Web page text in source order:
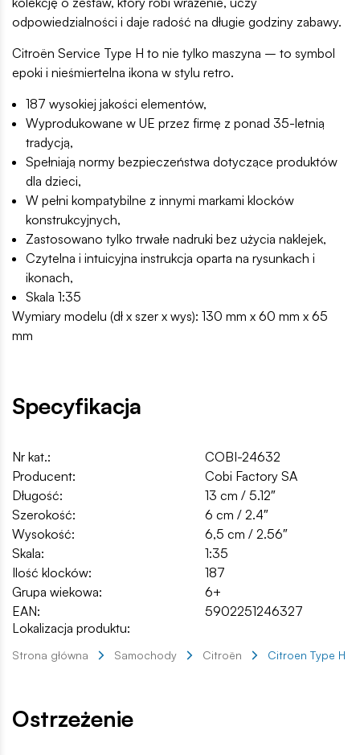
odpowiedzialności i daje radość na długie godziny zabawy.
Citroën Service Type H to nie tylko maszyna – to symbol
epoki i nieśmiertelna ikona w stylu retro.
187 wysokiej jakości elementów,
Wyprodukowane w UE przez firmę z ponad 35-letnią
tradycją,
Spełniają normy bezpieczeństwa dotyczące produktów
dla dzieci,
W pełni kompatybilne z innymi markami klocków
konstrukcyjnych,
Zastosowano tylko trwałe nadruki bez użycia naklejek,
Czytelna i intuicyjna instrukcja oparta na rysunkach i
ikonach,
Skala 1:35
Wymiary modelu (dł x szer x wys): 130 mm x 60 mm x 65
mm
Specyfikacja
Nr kat.:
COBI-24632
Producent:
Cobi Factory SA
Długość:
13 cm / 5.12″
Szerokość:
6 cm / 2.4″
Wysokość:
6,5 cm / 2.56″
Skala:
1:35
Ilość klocków:
187
Grupa wiekowa:
6+
EAN:
5902251246327
Lokalizacja produktu:
Strona główna Samochody Citroën Citroen Type H
Ostrzeżenie